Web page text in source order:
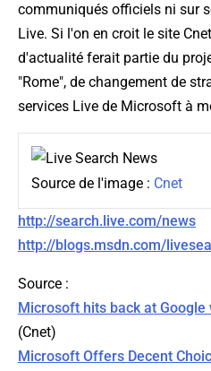
communiqués officiels ni sur
Live. Si l'on en croit le site
d'actualité ferait partie du
"Rome", de changement de
services Live de Microsoft à
Source de l'image : Cnet
http://search.live.com/news
http://blogs.msdn.com/
Source :
Microsoft hits back at
(Cnet)
Microsoft Offers Decent